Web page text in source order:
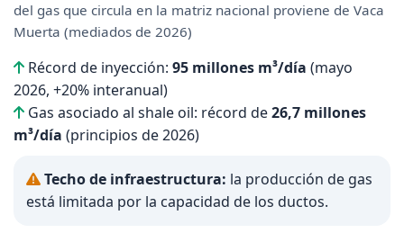
del gas que circula en la matriz nacional proviene de Vaca
Muerta (mediados de 2026)
Récord de inyección: 95 millones m³/día (mayo
2026, +20% interanual)
Gas asociado al shale oil: récord de26,7 millones
m³/día (principios de 2026)
Techo de infraestructura: la producción de gas
está limitada por la capacidad de los ductos.